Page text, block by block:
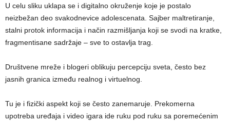
U celu sliku uklapa se i digitalno okruženje koje je postalo
neizbežan deo svakodnevice adolescenata. Sajber maltretiranje,
stalni protok informacija i način razmišljanja koji se svodi na kratke,
fragmentisane sadržaje – sve to ostavlja trag.
Društvene mreže i blogeri oblikuju percepciju sveta, često bez
jasnih granica između realnog i virtuelnog.
Tu je i fizički aspekt koji se često zanemaruje. Prekomerna
upotreba uređaja i video igara ide ruku pod ruku sa poremećenim